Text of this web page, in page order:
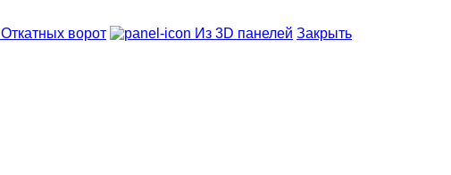
Откатных ворот Из 3D панелей Закрыть